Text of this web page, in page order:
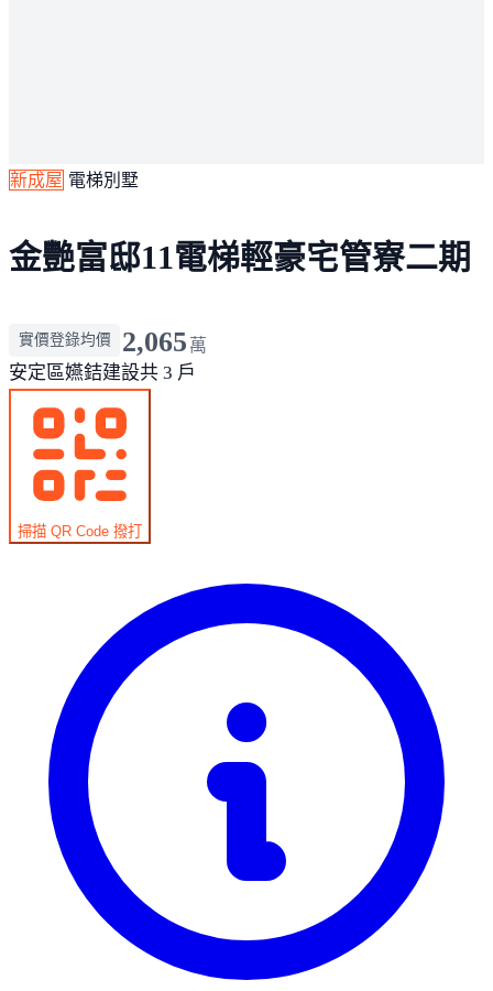
新成屋 電梯別墅
金艷富邸11電梯輕豪宅管寮二期
實價登錄均價 2,065 萬
安定區嬿銡建設共 3 戶
掃描 QR Code 撥打